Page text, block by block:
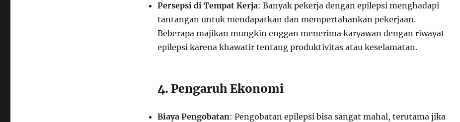
Persepsi di Tempat Kerja: Banyak pekerja dengan epilepsi menghadapi
tantangan untuk mendapatkan dan mempertahankan pekerjaan.
Beberapa majikan mungkin enggan menerima karyawan dengan riwayat
epilepsi karena khawatir tentang produktivitas atau keselamatan.
4. Pengaruh Ekonomi
Biaya Pengobatan: Pengobatan epilepsi bisa sangat mahal, terutama jika